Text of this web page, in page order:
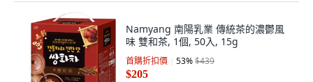
Namyang 南陽乳業 傳統茶的濃鬱風
味 雙和茶, 1個, 50入, 15g
首購折扣價 53%$439
$205